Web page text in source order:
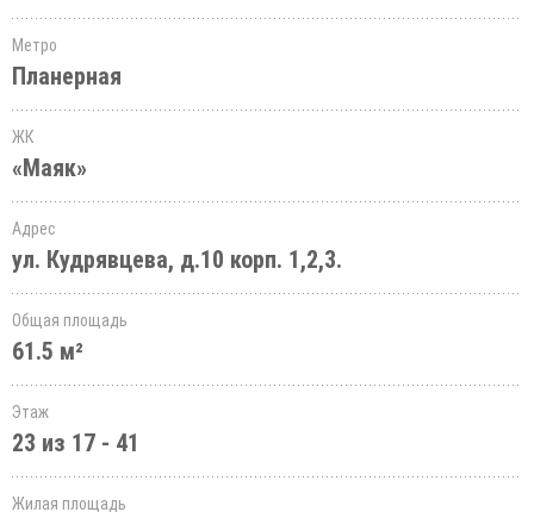
Метро
Планерная
ЖК
«Маяк»
Адрес
ул. Кудрявцева, д.10 корп. 1,2,3.
Общая площадь
61.5 м²
Этаж
23 из 17 - 41
Жилая площадь